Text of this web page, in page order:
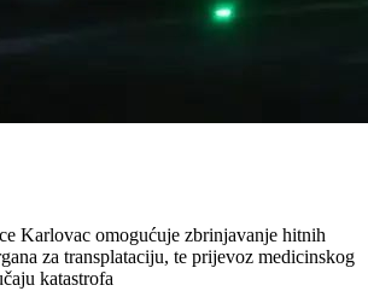
Karlovac omogućuje zbrinjavanje hitnih
za transplataciju, te prijevoz medicinskog
katastrofa